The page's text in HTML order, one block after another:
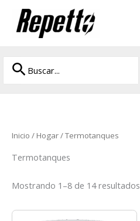
contenido
Buscar
por:
Buscar
Inicio / Hogar/ Termotanques
Termotanques
Mostrando 1–8 de 14 resultados